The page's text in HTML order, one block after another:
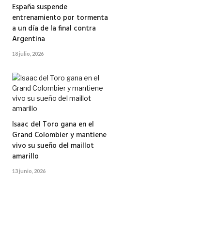
España suspende
entrenamiento por tormenta
a un día de la final contra
Argentina
18 julio, 2026
Isaac del Toro gana en el
Grand Colombier y mantiene
vivo su sueño del maillot
amarillo
13 junio, 2026